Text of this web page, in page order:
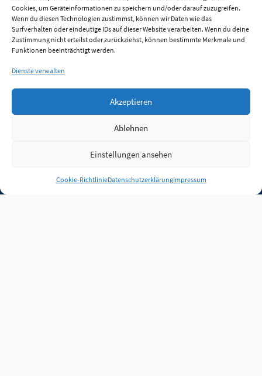
Cookies, um Geräteinformationen zu speichern und/oder darauf zuzugreifen.
Wenn du diesen Technologien zustimmst, können wir Daten wie das
Surfverhalten oder eindeutige IDs auf dieser Website verarbeiten. Wenn du deine
Zustimmung nicht erteilst oder zurückziehst, können bestimmte Merkmale und
Funktionen beeinträchtigt werden.
Dienste verwalten
Akzeptieren
Ablehnen
Einstellungen ansehen
Cookie-RichtlinieDatenschutzerklärungImpressum
Anmelden
Jobs Partner FAQ Quellen